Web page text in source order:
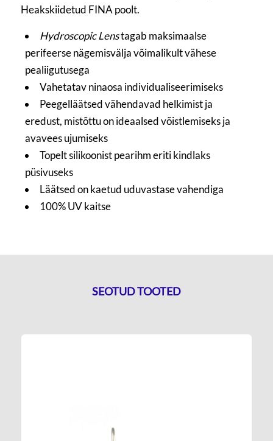
Heakskiidetud FINA poolt.
Hydroscopic Lenstagab maksimaalse
perifeerse nägemisvälja võimalikult vähese
pealiigutusega
Vahetatav ninaosa individualiseerimiseks
Peegelläätsed vähendavad helkimist ja
eredust, mistõttu on ideaalsed võistlemiseks ja
avavees ujumiseks
Topelt silikoonist pearihm eriti kindlaks
püsivuseks
Läätsed on kaetud uduvastase vahendiga
100% UV kaitse
SEOTUD TOOTED